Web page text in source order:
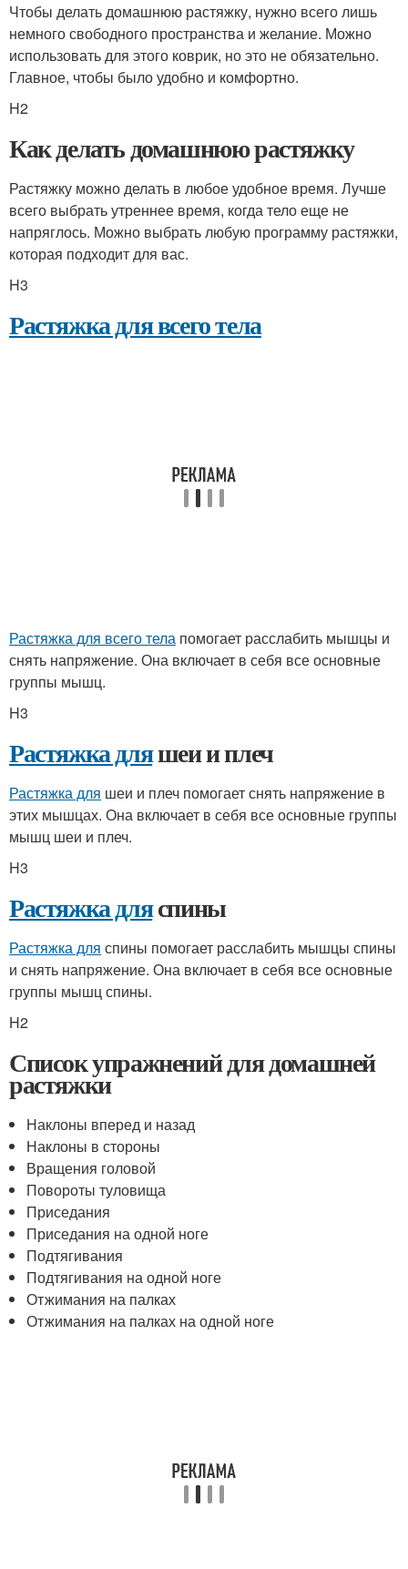
Чтобы делать домашнюю растяжку, нужно всего лишь
немного свободного пространства и желание. Можно
использовать для этого коврик, но это не обязательно.
Главное, чтобы было удобно и комфортно.
H2
Как делать домашнюю растяжку
Растяжку можно делать в любое удобное время. Лучше
всего выбрать утреннее время, когда тело еще не
напряглось. Можно выбрать любую программу растяжки,
которая подходит для вас.
H3
Растяжка для всего тела
Растяжка для всего тела помогает расслабить мышцы и
снять напряжение. Она включает в себя все основные
группы мышц.
H3
Растяжка дляшеи и плеч
Растяжка для шеи и плеч помогает снять напряжение в
этих мышцах. Она включает в себя все основные группы
мышц шеи и плеч.
H3
Растяжка дляспины
Растяжка для спины помогает расслабить мышцы спины
и снять напряжение. Она включает в себя все основные
группы мышц спины.
H2
Список упражнений для домашней
растяжки
Наклоны вперед и назад
Наклоны в стороны
Вращения головой
Повороты туловища
Приседания
Приседания на одной ноге
Подтягивания
Подтягивания на одной ноге
Отжимания на палках
Отжимания на палках на одной ноге